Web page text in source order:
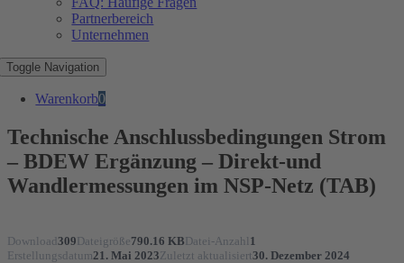
Partnerbereich
Unternehmen
Toggle Navigation
Warenkorb0
Technische Anschlussbedingungen Strom
– BDEW Ergänzung – Direkt-und
Wandlermessungen im NSP-Netz (TAB)
Download309Dateigröße790.16 KBDatei-Anzahl 1
Erstellungsdatum21. Mai 2023Zuletzt aktualisiert30. Dezember 2024